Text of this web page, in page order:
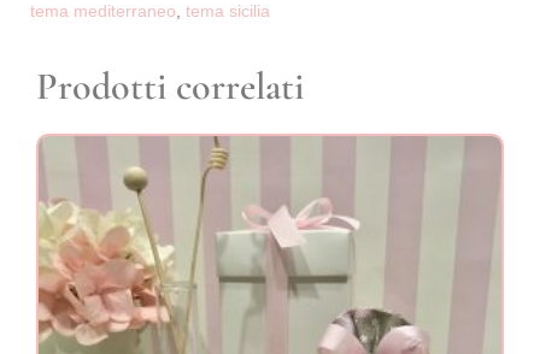
tema mediterraneo, tema sicilia
Prodotti correlati